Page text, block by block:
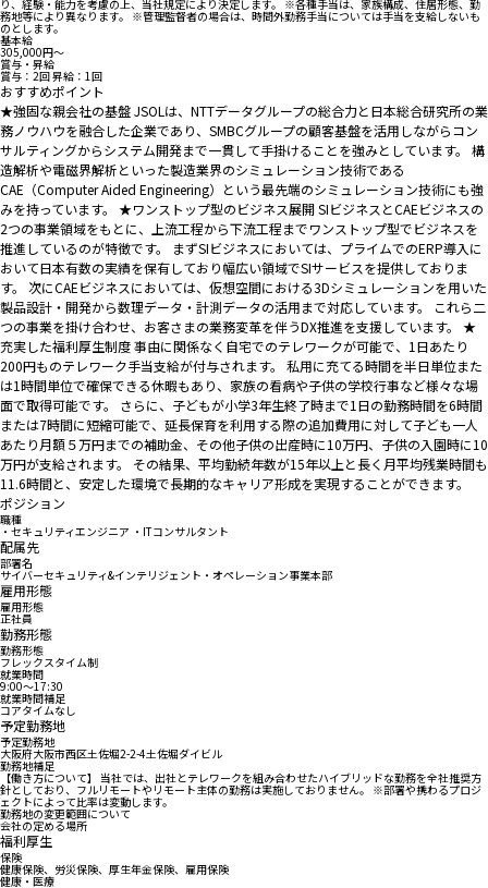
り、経験・能力を考慮の上、当社規定により決定します。 ※各種手当は、家族構成、住居形態、勤
務地等により異なります。 ※管理監督者の場合は、時間外勤務手当については手当を支給しないも
のとします。
基本給
305,000円〜
賞与・昇給
賞与：2回 昇給：1回
おすすめポイント
★強固な親会社の基盤 JSOLは、NTTデータグループの総合力と日本総合研究所の業
務ノウハウを融合した企業であり、SMBCグループの顧客基盤を活用しながらコン
サルティングからシステム開発まで一貫して手掛けることを強みとしています。 構
造解析や電磁界解析といった製造業界のシミュレーション技術である
CAE（Computer Aided Engineering）という最先端のシミュレーション技術にも強
みを持っています。 ★ワンストップ型のビジネス展開 SIビジネスとCAEビジネスの
2つの事業領域をもとに、上流工程から下流工程までワンストップ型でビジネスを
推進しているのが特徴です。 まずSIビジネスにおいては、プライムでのERP導入に
おいて日本有数の実績を保有しており幅広い領域でSIサービスを提供しておりま
す。 次にCAEビジネスにおいては、仮想空間における3Dシミュレーションを用いた
製品設計・開発から数理データ・計測データの活用まで対応しています。 これら二
つの事業を掛け合わせ、お客さまの業務変革を伴うDX推進を支援しています。 ★
充実した福利厚生制度 事由に関係なく自宅でのテレワークが可能で、1日あたり
200円ものテレワーク手当支給が付与されます。 私用に充てる時間を半日単位また
は1時間単位で確保できる休暇もあり、家族の看病や子供の学校行事など様々な場
面で取得可能です。 さらに、子どもが小学3年生終了時まで1日の勤務時間を6時間
または7時間に短縮可能で、延長保育を利用する際の追加費用に対して子ども一人
あたり月額５万円までの補助金、その他子供の出産時に10万円、子供の入園時に10
万円が支給されます。 その結果、平均勤続年数が15年以上と長く月平均残業時間も
11.6時間と、安定した環境で長期的なキャリア形成を実現することができます。
ポジション
職種
・セキュリティエンジニア ・ITコンサルタント
配属先
部署名
サイバーセキュリティ&インテリジェント・オペレーション事業本部
雇用形態
雇用形態
正社員
勤務形態
勤務形態
フレックスタイム制
就業時間
9:00〜17:30
就業時間補足
コアタイムなし
予定勤務地
予定勤務地
大阪府大阪市西区土佐堀2-2-4土佐堀ダイビル
勤務地補足
【働き方について】 当社では、出社とテレワークを組み合わせたハイブリッドな勤務を全社推奨方
針としており、フルリモートやリモート主体の勤務は実施しておりません。 ※部署や携わるプロジ
ェクトによって比率は変動します。
勤務地の変更範囲について
会社の定める場所
福利厚生
保険
健康保険、労災保険、厚生年金保険、雇用保険
健康・医療